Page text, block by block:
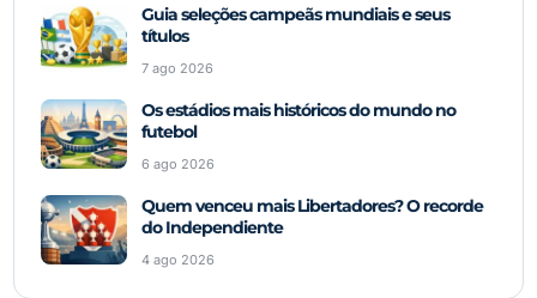
Guia seleções campeãs mundiais e seus
títulos
7 ago 2026
Os estádios mais históricos do mundo no
futebol
6 ago 2026
Quem venceu mais Libertadores? O recorde
do Independiente
4 ago 2026